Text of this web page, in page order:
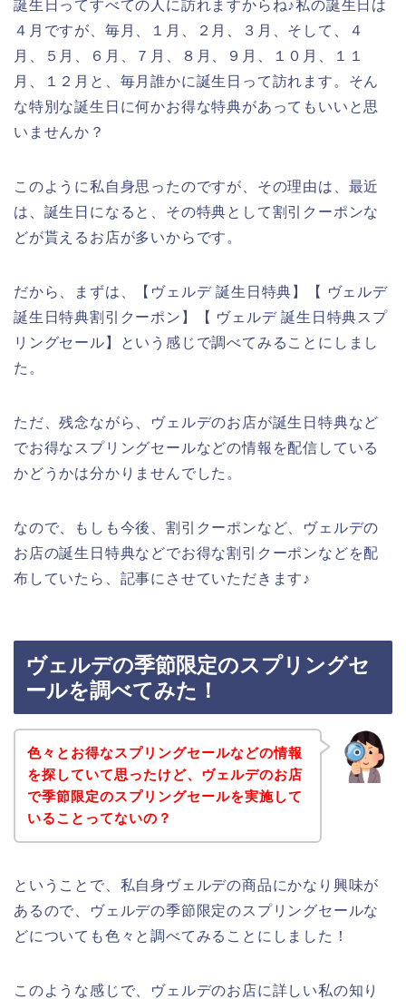
誕生日ってすべての人に訪れますからね♪私の誕生日は
４月ですが、毎月、１月、２月、３月、そして、４
月、５月、６月、７月、８月、９月、１０月、１１
月、１２月と、毎月誰かに誕生日って訪れます。そん
な特別な誕生日に何かお得な特典があってもいいと思
いませんか？
このように私自身思ったのですが、その理由は、最近
は、誕生日になると、その特典として割引クーポンな
どが貰えるお店が多いからです。
だから、まずは、【ヴェルデ 誕生日特典】【 ヴェルデ
誕生日特典割引クーポン】【 ヴェルデ 誕生日特典スプ
リングセール】という感じで調べてみることにしまし
た。
ただ、残念ながら、ヴェルデのお店が誕生日特典など
でお得なスプリングセールなどの情報を配信している
かどうかは分かりませんでした。
なので、もしも今後、割引クーポンなど、ヴェルデの
お店の誕生日特典などでお得な割引クーポンなどを配
布していたら、記事にさせていただきます♪
ヴェルデの季節限定のスプリングセ
ールを調べてみた！
色々とお得なスプリングセールなどの情報
を探していて思ったけど、ヴェルデのお店
で季節限定のスプリングセールを実施して
いることってないの？
ということで、私自身ヴェルデの商品にかなり興味が
あるので、ヴェルデの季節限定のスプリングセールな
どについても色々と調べてみることにしました！
このような感じで、ヴェルデのお店に詳しい私の知り